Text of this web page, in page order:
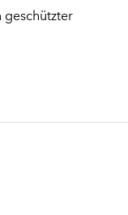
geschützter